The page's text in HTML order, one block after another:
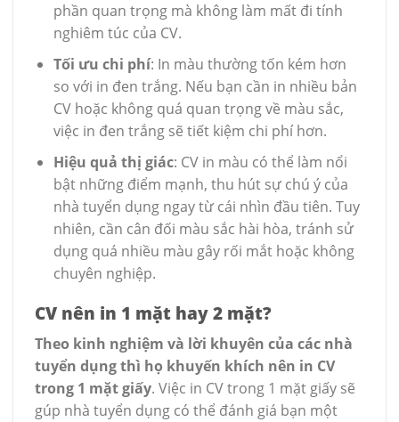
phần quan trọng mà không làm mất đi tính
nghiêm túc của CV.
Tối ưu chi phí: In màu thường tốn kém hơn
so với in đen trắng. Nếu bạn cần in nhiều bản
CV hoặc không quá quan trọng về màu sắc,
việc in đen trắng sẽ tiết kiệm chi phí hơn.
Hiệu quả thị giác: CV in màu có thể làm nổi
bật những điểm mạnh, thu hút sự chú ý của
nhà tuyển dụng ngay từ cái nhìn đầu tiên. Tuy
nhiên, cần cân đối màu sắc hài hòa, tránh sử
dụng quá nhiều màu gây rối mắt hoặc không
chuyên nghiệp.
CV nên in 1 mặt hay 2 mặt?
Theo kinh nghiệm và lời khuyên của các nhà
tuyển dụng thì họ khuyến khích nên in CV
trong 1 mặt giấy. Việc in CV trong 1 mặt giấy sẽ
gúp nhà tuyển dụng có thể đánh giá bạn một